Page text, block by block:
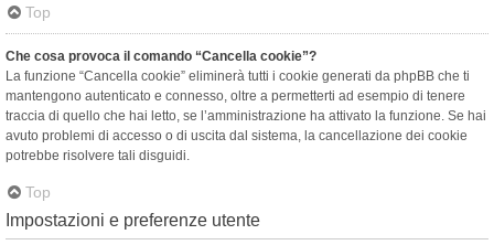
Top
Che cosa provoca il comando “Cancella cookie”?
La funzione “Cancella cookie” eliminerà tutti i cookie generati da phpBB che ti
mantengono autenticato e connesso, oltre a permetterti ad esempio di tenere
traccia di quello che hai letto, se l’amministrazione ha attivato la funzione. Se hai
avuto problemi di accesso o di uscita dal sistema, la cancellazione dei cookie
potrebbe risolvere tali disguidi.
Top
Impostazioni e preferenze utente